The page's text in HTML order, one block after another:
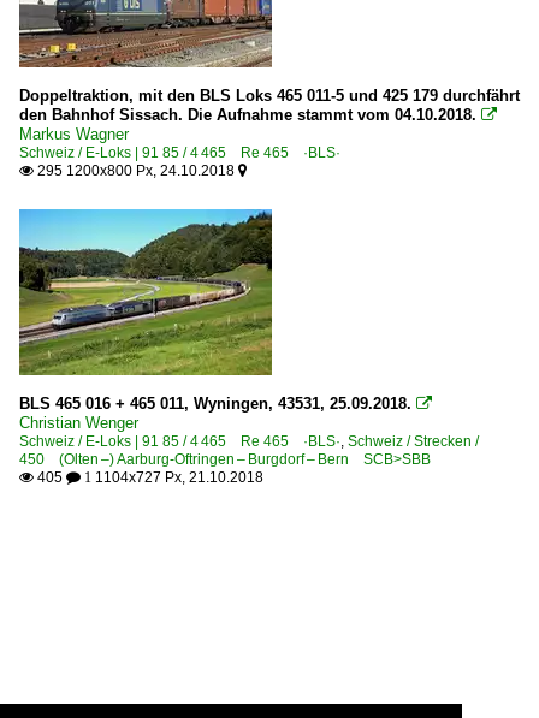
Doppeltraktion, mit den BLS Loks 465 011-5 und 425 179 durchfährt
den Bahnhof Sissach. Die Aufnahme stammt vom 04.10.2018. 
Markus Wagner
Schweiz / E-Loks | 91 85 / 4 465 Re 465 ·BLS·
 295 1200x800 Px, 24.10.2018 
BLS 465 016 + 465 011, Wyningen, 43531, 25.09.2018. 
Christian Wenger
Schweiz / E-Loks | 91 85 / 4 465 Re 465 ·BLS· Schweiz / Strecken /
450 (Olten –) Aarburg-Oftringen – Burgdorf – Bern SCB>SBB
 405  1 1104x727 Px, 21.10.2018